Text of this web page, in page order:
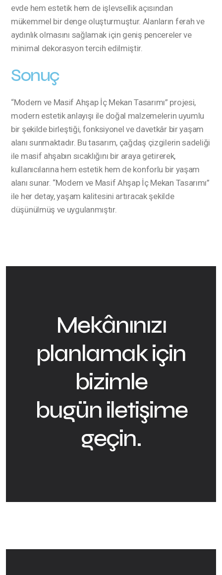
evde hem estetik hem de işlevsellik açısından
mükemmel bir denge oluşturmuştur. Alanların ferah ve
aydınlık olmasını sağlamak için geniş pencereler ve
minimal dekorasyon tercih edilmiştir.
Sonuç
“Modern ve Masif Ahşap İç Mekan Tasarımı” projesi,
modern estetik anlayışı ile doğal malzemelerin uyumlu
bir şekilde birleştiği, fonksiyonel ve davetkâr bir yaşam
alanı sunmaktadır. Bu tasarım, çağdaş çizgilerin sadeliği
ile masif ahşabın sıcaklığını bir araya getirerek,
kullanıcılarına hem estetik hem de konforlu bir yaşam
alanı sunar. “Modern ve Masif Ahşap İç Mekan Tasarımı”
ile her detay, yaşam kalitesini artıracak şekilde
düşünülmüş ve uygulanmıştır.
Mekânınızı
planlamak için
bizimle
bugün iletişime
geçin.